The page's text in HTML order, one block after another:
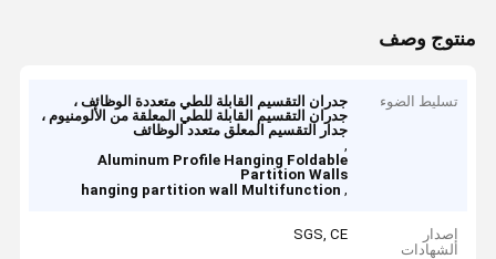
منتوج وصف
تسليط الضوء
جدران التقسيم القابلة للطي متعددة الوظائف ،
جدران التقسيم القابلة للطي المعلقة من الألومنيوم ،
جدار التقسيم المعلق متعدد الوظائف
,
Aluminum Profile Hanging Foldable
Partition Walls
,
hanging partition wall Multifunction
إصدار
الشهادات
SGS, CE